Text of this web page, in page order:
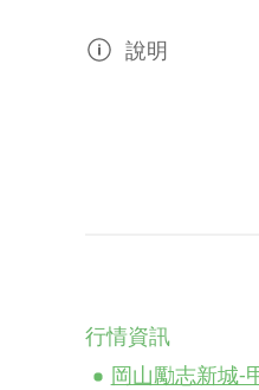
說明
行情資訊
岡山勵志新城-